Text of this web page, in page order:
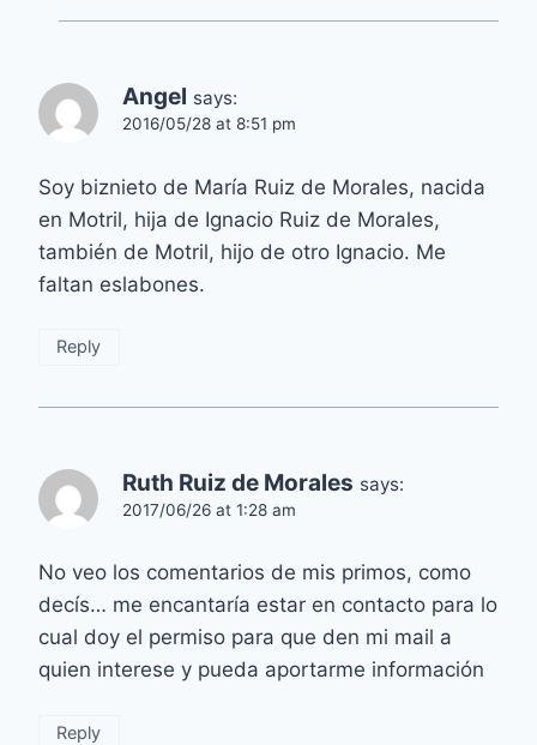
Angel says:
2016/05/28 at 8:51 pm
Soy biznieto de María Ruiz de Morales, nacida
en Motril, hija de Ignacio Ruiz de Morales,
también de Motril, hijo de otro Ignacio. Me
faltan eslabones.
Reply
Ruth Ruiz de Morales says:
2017/06/26 at 1:28 am
No veo los comentarios de mis primos, como
decís… me encantaría estar en contacto para lo
cual doy el permiso para que den mi mail a
quien interese y pueda aportarme información
Reply